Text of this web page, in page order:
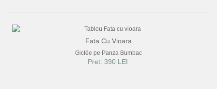
Fata Cu Vioara
Giclée pe Panza Bumbac
Pret: 390 LEI